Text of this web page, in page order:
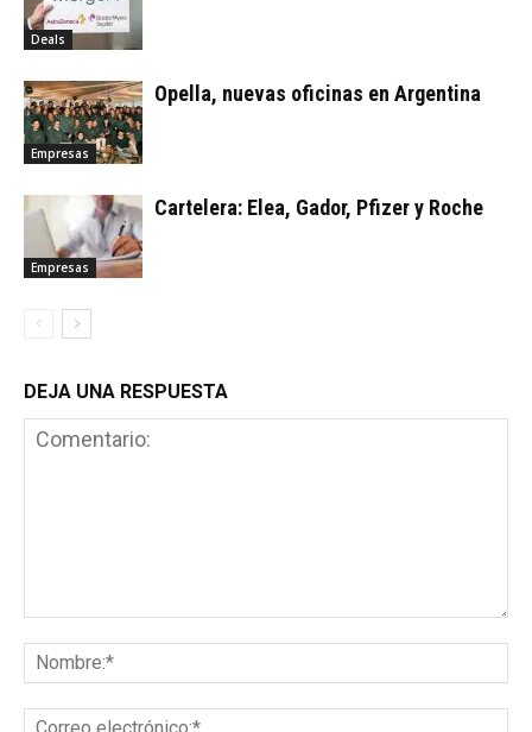
Deals
Empresas
Opella, nuevas oficinas en Argentina
Empresas
Cartelera: Elea, Gador, Pfizer y Roche
DEJA UNA RESPUESTA